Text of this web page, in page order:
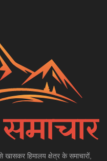
हिमालय क्षेत्र के समाचारों,